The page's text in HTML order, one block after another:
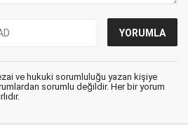
ve hukuki sorumluluğu yazan kişiye
sorumlu değildir. Her bir yorum